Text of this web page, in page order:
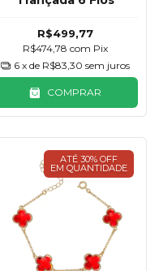
R$499,77
R$474,78 com Pix
6 x de R$83,30 sem juros
COMPRAR
ATÉ 30% OFF
EM QUANTIDADE